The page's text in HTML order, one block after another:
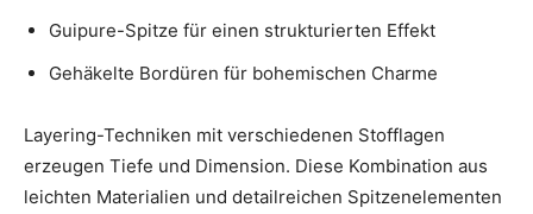
Guipure-Spitze für einen strukturierten Effekt
Gehäkelte Bordüren für bohemischen Charme
Layering-Techniken mit verschiedenen Stofflagen
erzeugen Tiefe und Dimension. Diese Kombination aus
leichten Materialien und detailreichen Spitzenelementen